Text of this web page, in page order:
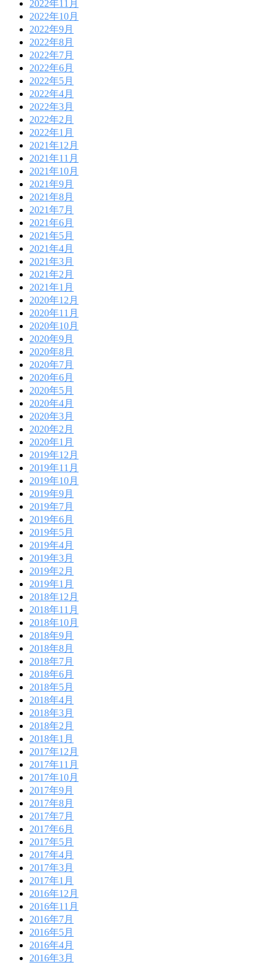
2022年11月
2022年10月
2022年9月
2022年8月
2022年7月
2022年6月
2022年5月
2022年4月
2022年3月
2022年2月
2022年1月
2021年12月
2021年11月
2021年10月
2021年9月
2021年8月
2021年7月
2021年6月
2021年5月
2021年4月
2021年3月
2021年2月
2021年1月
2020年12月
2020年11月
2020年10月
2020年9月
2020年8月
2020年7月
2020年6月
2020年5月
2020年4月
2020年3月
2020年2月
2020年1月
2019年12月
2019年11月
2019年10月
2019年9月
2019年7月
2019年6月
2019年5月
2019年4月
2019年3月
2019年2月
2019年1月
2018年12月
2018年11月
2018年10月
2018年9月
2018年8月
2018年7月
2018年6月
2018年5月
2018年4月
2018年3月
2018年2月
2018年1月
2017年12月
2017年11月
2017年10月
2017年9月
2017年8月
2017年7月
2017年6月
2017年5月
2017年4月
2017年3月
2017年1月
2016年12月
2016年11月
2016年7月
2016年5月
2016年4月
2016年3月